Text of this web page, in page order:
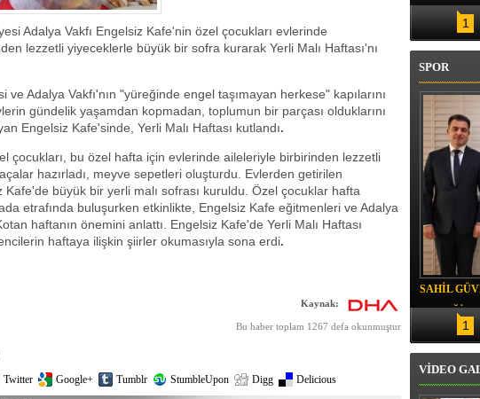
KONTROL ALTINA ALINDI
Adalya Vakfı Engelsiz Kafe'nin özel çocukları evlerinde
lezzetli yiyeceklerle büyük bir sofra kurarak Yerli Malı Haftası'nı
ve Adalya Vakfı'nın "yüreğinde engel taşımayan herkese" kapılarını
gündelik yaşamdan kopmadan, toplumun bir parçası olduklarını
Engelsiz Kafe'sinde, Yerli Malı Haftası kutlandı.
çocukları, bu özel hafta için evlerinde aileleriyle birbirinden lezzetli
hazırladı, meyve sepetleri oluşturdu. Evlerden getirilen
Kafe'de büyük bir yerli malı sofrası kuruldu. Özel çocuklar hafta
etrafında buluşurken etkinlikte, Engelsiz Kafe eğitmenleri ve Adalya
haftanın önemini anlattı. Engelsiz Kafe'de Yerli Malı Haftası
haftaya ilişkin şiirler okumasıyla sona erdi.
Kaynak:
Bu haber toplam 1267 defa okunmuştur
Twitter Google+ Tumblr StumbleUpon Digg Delicious
1
SPOR
SAHİL
YEMEĞİ
1
VİDEO